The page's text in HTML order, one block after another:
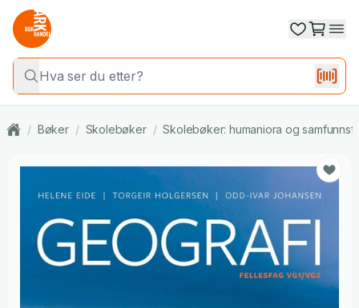
/ Bøker / Skolebøker / Skolebøker: humaniora og